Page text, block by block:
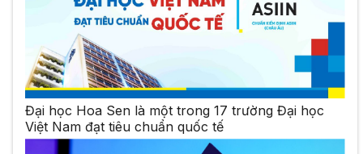
Đại học Hoa Sen là một trong 17 trường Đại học
Việt Nam đạt tiêu chuẩn quốc tế